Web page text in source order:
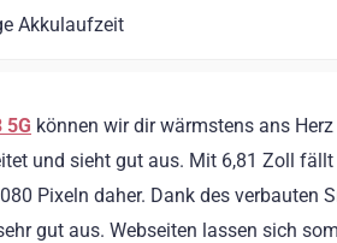
Akkulaufzeit
5G können wir dir wärmstens ans
und sieht gut aus. Mit 6,81 Zoll
Pixeln daher. Dank des verbauten
gut aus. Webseiten lassen sich